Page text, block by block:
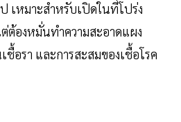
เหมาะสำหรับเปิดในที่โปร่ง
ต้องหมั่นทำความสะอาดแผง
อรา และการสะสมของเชื้อโรค